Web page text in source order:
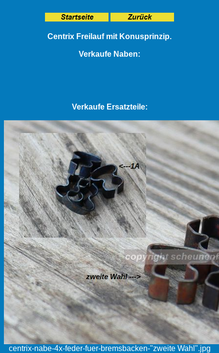
Centrix Freilauf mit Konusprinzip.
Verkaufe Naben:
Verkaufe Ersatzteile:
centrix-nabe-4x-feder-fuer-bremsbacken-"zweite Wahl".jpg